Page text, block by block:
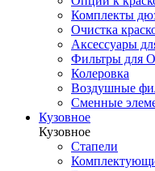
Комплекты
Очистка
Аксессуары
Фильтры для
Колеровка
Воздушные
Сменные
Кузовное
Кузовное
Стапели